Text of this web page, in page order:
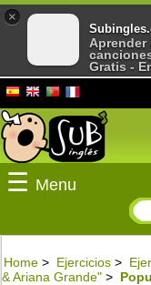
☰ Menu
Home > Ejercicios >
& Ariana Grande" >
×
Gratis -